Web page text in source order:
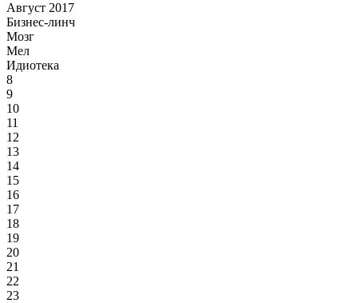
Август 2017
Бизнес-линч
Мозг
Мел
Идиотека
8
9
10
11
12
13
14
15
16
17
18
19
20
21
22
23